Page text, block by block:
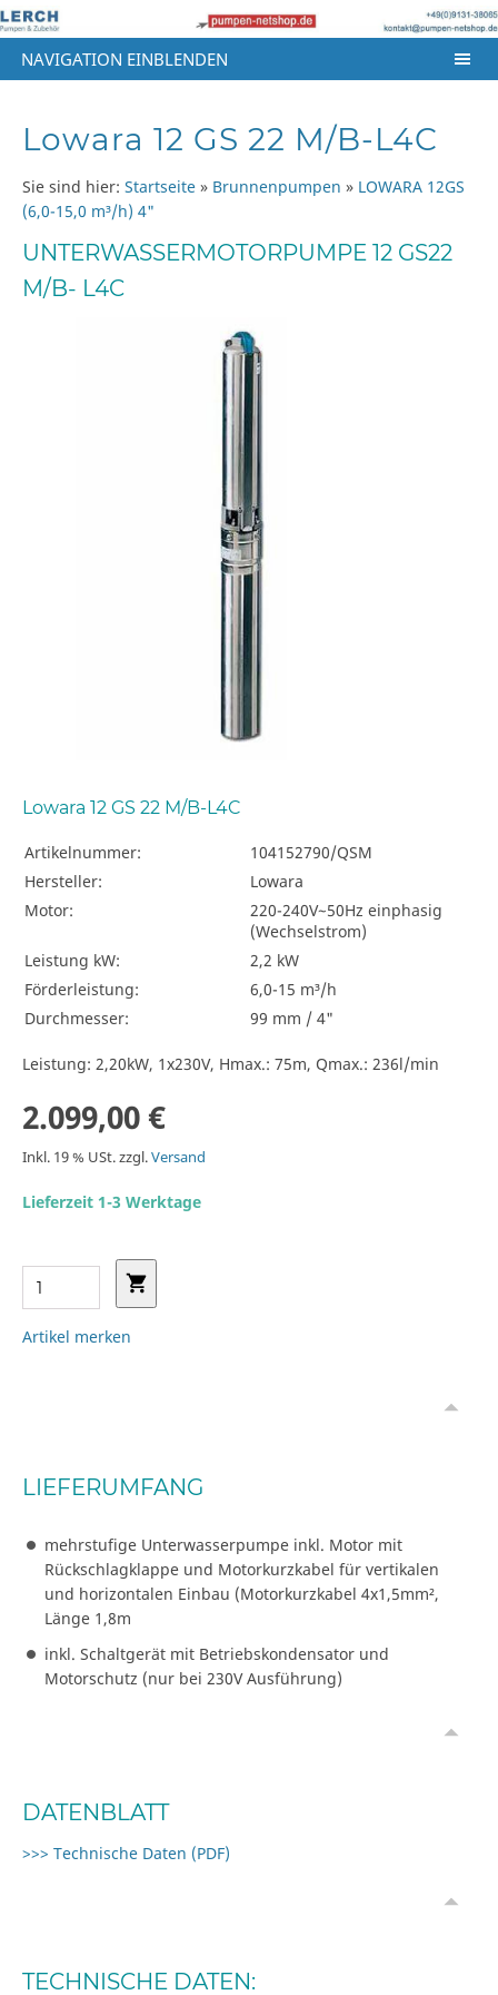
NAVIGATION EINBLENDEN
Lowara 12 GS 22 M/B-L4C
Sie sind hier: Startseite » Brunnenpumpen » LOWARA 12GS
(6,0-15,0 m³/h) 4"
UNTERWASSERMOTORPUMPE 12 GS22
M/B- L4C
Lowara 12 GS 22 M/B-L4C
Artikelnummer:
104152790/QSM
Hersteller:
Lowara
Motor:
220-240V~50Hz einphasig
(Wechselstrom)
Leistung kW:
2,2 kW
Förderleistung:
6,0-15 m³/h
Durchmesser:
99 mm / 4"
Leistung: 2,20kW, 1x230V, Hmax.: 75m, Qmax.: 236l/min
2.099,00 €
Inkl. 19 % USt. zzgl.Versand
Lieferzeit 1-3 Werktage
Artikel merken
LIEFERUMFANG
mehrstufige Unterwasserpumpe inkl. Motor mit
Rückschlagklappe und Motorkurzkabel für vertikalen
und horizontalen Einbau (Motorkurzkabel 4x1,5mm²,
Länge 1,8m
inkl. Schaltgerät mit Betriebskondensator und
Motorschutz (nur bei 230V Ausführung)
DATENBLATT
>>> Technische Daten (PDF)
TECHNISCHE DATEN: